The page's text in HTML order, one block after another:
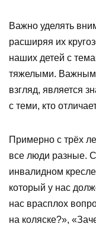
Важно уделять
расширяя их
наших детей с
тяжелыми.
взгляд, является
с теми, кто
Примерно с трёх
все люди разные.
инвалидном
который у нас
нас врасплох
на коляске?»,